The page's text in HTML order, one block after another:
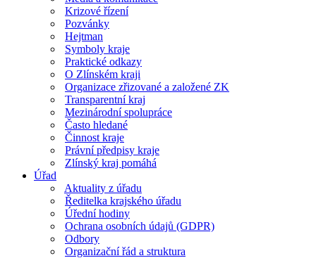
Krizové řízení
Pozvánky
Hejtman
Symboly kraje
Praktické odkazy
O Zlínském kraji
Organizace zřizované a založené ZK
Transparentní kraj
Mezinárodní spolupráce
Často hledané
Činnost kraje
Právní předpisy kraje
Zlínský kraj pomáhá
Úřad
Aktuality z úřadu
Ředitelka krajského úřadu
Úřední hodiny
Ochrana osobních údajů (GDPR)
Odbory
Organizační řád a struktura